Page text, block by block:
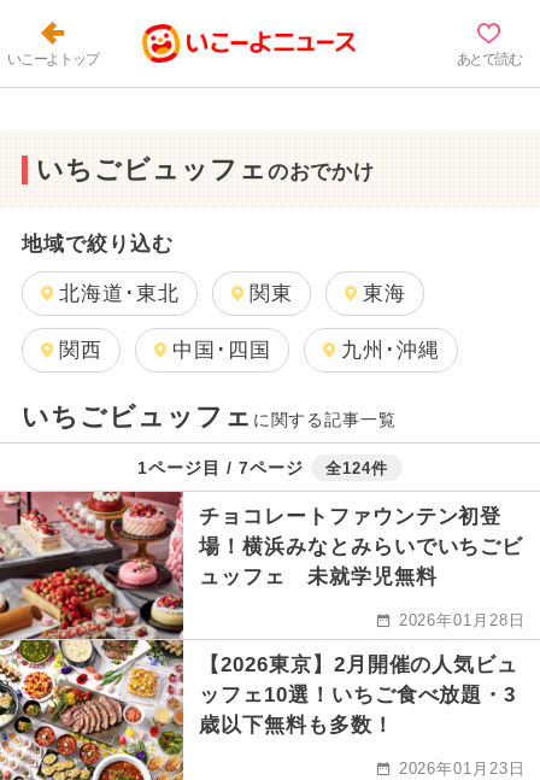
いこーよトップ あとで読む
いちごビュッフェ のおでかけ
地域で絞り込む
北海道･東北 関東 東海
関西 中国･四国 九州･沖縄
いちごビュッフェ に関する記事一覧
1ページ目 / 7ページ 全124件
チョコレートファウンテン初登
場！横浜みなとみらいでいちごビ
ュッフェ 未就学児無料
2026年01月28日
【2026東京】2月開催の人気ビュ
ッフェ10選！いちご食べ放題・3
歳以下無料も多数！
2026年01月23日